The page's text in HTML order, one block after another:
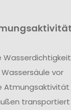
Wasserdichtigkeit
vor
Atmungsaktivität
transportiert